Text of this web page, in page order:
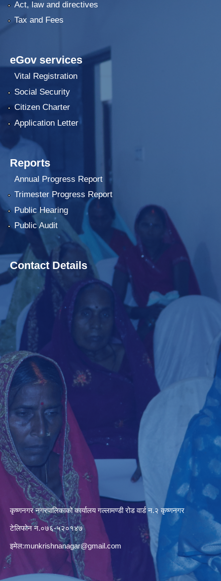
Act, law and directives
Tax and Fees
eGov services
Vital Registration
Social Security
Citizen Charter
Application Letter
Reports
Annual Progress Report
Trimester Progress Report
Public Hearing
Public Audit
Contact Details
कृष्णनगर नगरपालिकाको कार्यालय गल्लामण्डी रोड वार्ड न.२ कृष्णनगर
टेलिफोन न.०७६-५२०१४७
इमेल:munkrishnanagar@gmail.com